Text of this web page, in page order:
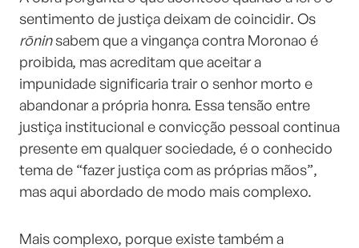
sentimento de justiça deixam de coincidir. Os
rōninsabem que a vingança contra Moronao é
proibida, mas acreditam que aceitar a
impunidade significaria trair o senhor morto e
abandonar a própria honra. Essa tensão entre
justiça institucional e convicção pessoal continua
presente em qualquer sociedade, é o conhecido
tema de “fazer justiça com as próprias mãos”,
mas aqui abordado de modo mais complexo.
Mais complexo, porque existe também a